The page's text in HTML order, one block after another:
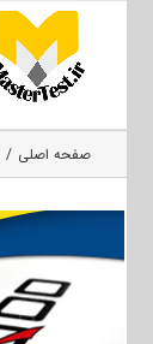
صفحه اصلی